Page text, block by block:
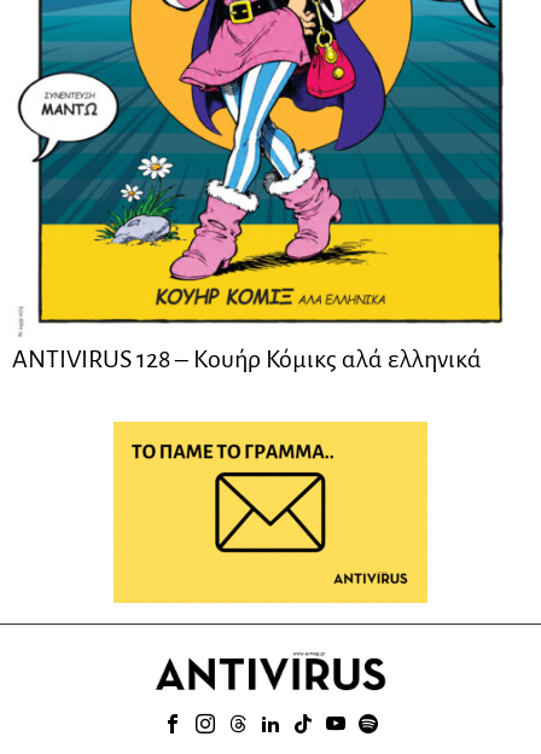
ANTIVIRUS 128 – Kουήρ Κόμικς αλά ελληνικά